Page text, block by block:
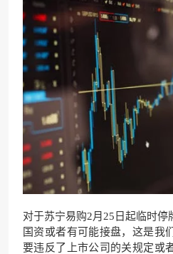
对于苏宁易购2月25日起临时
国资或者有可能接盘，这是我
要违反了上市公司的关规定或